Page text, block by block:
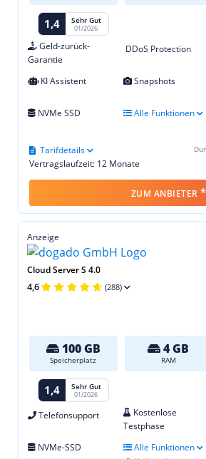
1,4 Sehr Gut
01/2026
Geld-zurück-
Garantie
DDoS Protection
KI Assistent Snapshots
NVMe SSD
Alle Funktionen
Vertragslaufzeit: 12 Monate
Tarifdetails
ZUM ANBIETER *
Anzeige
Cloud Server S 4.0
4,6 (288)
100 GB
Speicherplatz
4 GB
RAM
1,4 Sehr Gut
01/2026
Telefonsupport
Kostenlose
Testphase
NVMe-SSD Alle Funktionen